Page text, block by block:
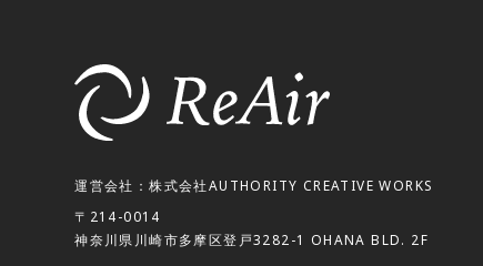
運営会社：株式会社AUTHORITY CREATIVE WORKS
〒214-0014
神奈川県川崎市多摩区登戸3282-1 OHANA BLD. 2F